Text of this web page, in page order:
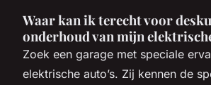
Waar kan ik terecht voor
onderhoud van mijn
Zoek een garage met speciale
elektrische auto’s. Zij kennen de